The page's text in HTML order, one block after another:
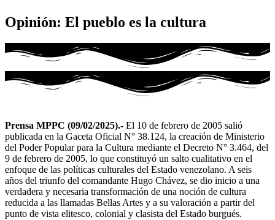
Opinión: El pueblo es la cultura
Prensa MPPC (09/02/2025).- El 10 de febrero de 2005 salió
publicada en la Gaceta Oficial N° 38.124, la creación de Ministerio
del Poder Popular para la Cultura mediante el Decreto N° 3.464, del
9 de febrero de 2005, lo que constituyó un salto cualitativo en el
enfoque de las políticas culturales del Estado venezolano. A seis
años del triunfo del comandante Hugo Chávez, se dio inicio a una
verdadera y necesaria transformación de una noción de cultura
reducida a las llamadas Bellas Artes y a su valoración a partir del
punto de vista elitesco, colonial y clasista del Estado burgués.